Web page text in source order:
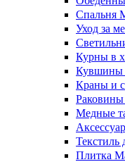
Спальня
Уход за
Курны в
Кувшины
Краны и
Медные
Текстиль
Плитка